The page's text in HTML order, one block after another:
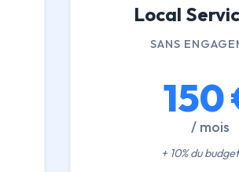
Local
SANS
150
/ mois
+ 10% du